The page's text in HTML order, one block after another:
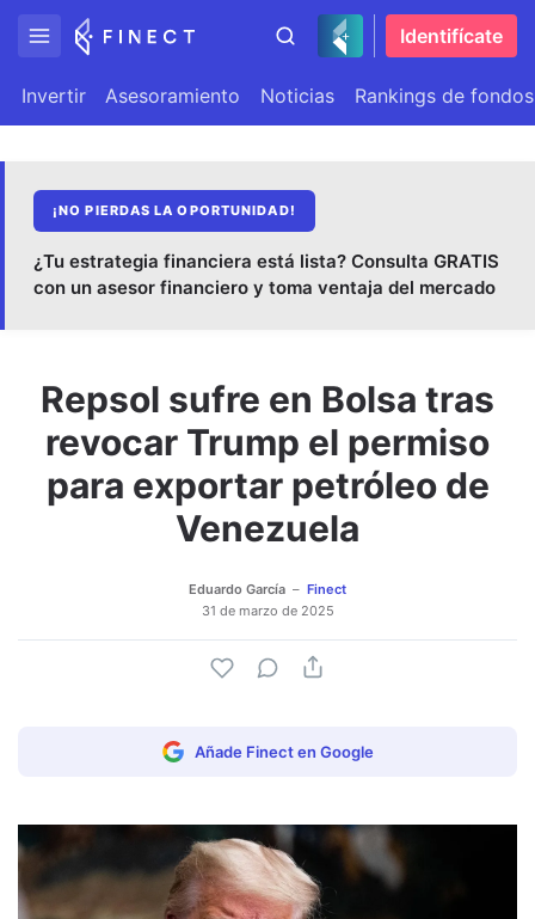
Identifícate
Invertir Asesoramiento Noticias Rankings de fondos
¡NO PIERDAS LA OPORTUNIDAD!
¿Tu estrategia financiera está lista? Consulta GRATIS
con un asesor financiero y toma ventaja del mercado
Repsol sufre en Bolsa tras
revocar Trump el permiso
para exportar petróleo de
Venezuela
Eduardo García
Finect
31 de marzo de 2025
Añade Finect en Google